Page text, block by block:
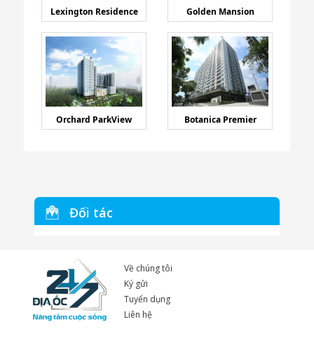
Lexington Residence Golden Mansion
Orchard ParkView Botanica Premier
Đối tác
Về chúng tôi
Ký gửi
Tuyển dụng
Liên hệ